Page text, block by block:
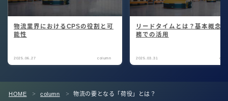
物流業界におけるCPSの役割と可
能性
2025.06.27 column
リードタイムとは？基本概念
務での活用
2025.03.31
HOME ＞ column ＞ 物流の要となる「荷役」とは？